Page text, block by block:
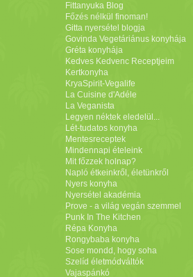
Fittanyuka Blog
Főzés nélkül finoman!
Gitta nyersétel blogja
Govinda Vegetáriánus konyhája
Gréta konyhája
Kedves Kedvenc Receptjeim
Kertkonyha
KryaSpirit-Vegalife
La Cuisine d'Adéle
La Veganista
Legyen néktek eledelül...
Lét-tudatos konyha
Mentesreceptek
Mindennapi ételeink
Mit főzzek holnap?
Napló étkeinkről, életünkről
Nyers konyha
Nyersétel akadémia
Prove - a világ vegán szemmel
Punk In The Kitchen
Répa Konyha
Rongybaba konyha
Sose mondd, hogy soha
Szelíd életmódváltók
Vajaspánkó